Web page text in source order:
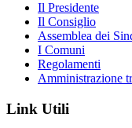
Il Presidente
Il Consiglio
Assemblea dei
I Comuni
Regolamenti
Amministrazione
Link Utili